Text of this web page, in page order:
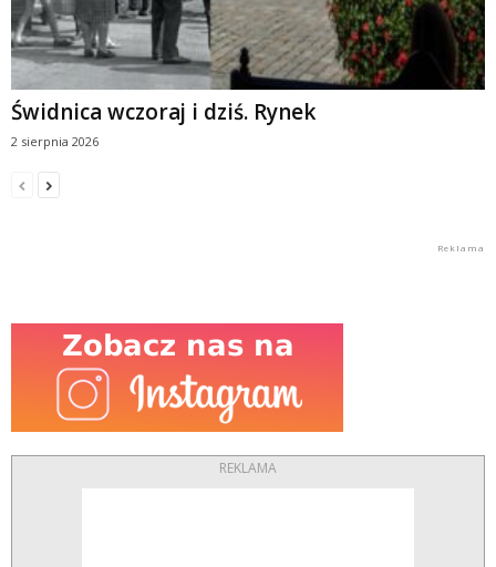
Świdnica wczoraj i dziś. Rynek
2 sierpnia 2026
REKLAMA